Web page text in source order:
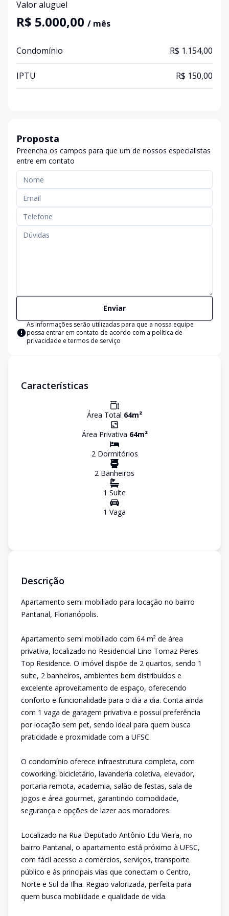
Valor aluguel
R$ 5.000,00 / mês
Condomínio R$ 1.154,00
IPTU R$ 150,00
Proposta
Preencha os campos para que um de nossos especialistas
entre em contato
Enviar
As informações serão utilizadas para que a nossa equipe
possa entrar em contato de acordo com a política de
privacidade e termos de serviço
Características
Área Total 64m²
Área Privativa 64m²
2Dormitórios
2 Banheiros
1 Suíte
1 Vaga
Descrição
Apartamento semi mobiliado para locação no bairro
Pantanal, Florianópolis.
Apartamento semi mobiliado com 64 m² de área
privativa, localizado no Residencial Lino Tomaz Peres
Top Residence. O imóvel dispõe de 2 quartos, sendo 1
suíte, 2 banheiros, ambientes bem distribuídos e
excelente aproveitamento de espaço, oferecendo
conforto e funcionalidade para o dia a dia. Conta ainda
com 1 vaga de garagem privativa e possui preferência
por locação sem pet, sendo ideal para quem busca
praticidade e proximidade com a UFSC.
O condomínio oferece infraestrutura completa, com
coworking, bicicletário, lavanderia coletiva, elevador,
portaria remota, academia, salão de festas, sala de
jogos e área gourmet, garantindo comodidade,
segurança e opções de lazer aos moradores.
Localizado na Rua Deputado Antônio Edu Vieira, no
bairro Pantanal, o apartamento está próximo à UFSC,
com fácil acesso a comércios, serviços, transporte
público e às principais vias que conectam o Centro,
Norte e Sul da Ilha. Região valorizada, perfeita para
quem busca mobilidade e qualidade de vida.